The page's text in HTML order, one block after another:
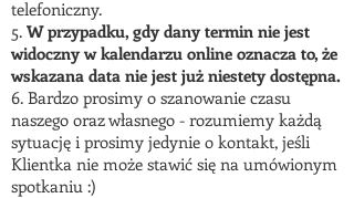
telefoniczny.
5. W przypadku, gdy dany termin nie jest
widoczny w kalendarzu online oznacza to, że
wskazana data nie jest już niestetydostępna.
6. Bardzo prosimy o szanowanie czasu
naszego oraz własnego - rozumiemy każdą
sytuację i prosimy jedynie o kontakt, jeśli
Klientka nie może stawić się na umówionym
spotkaniu :)